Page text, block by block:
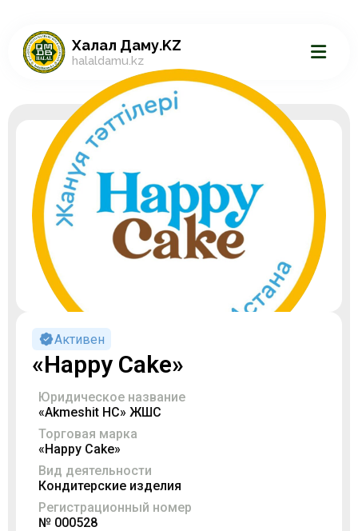
Халал Даму.KZ
halaldamu.kz
Активен
«Happy Cake»
Юридическое название
«Akmeshit НС» ЖШС
Торговая марка
«Happy Cake»
Вид деятельности
Кондитерские изделия
Регистрационный номер
№ 000528